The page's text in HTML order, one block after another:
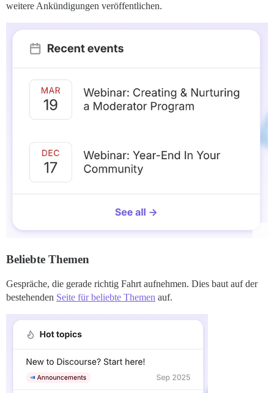
weitere Ankündigungen veröffentlichen.
Beliebte Themen
Gespräche, die gerade richtig Fahrt aufnehmen. Dies baut auf der
bestehenden Seite für beliebte Themen auf.